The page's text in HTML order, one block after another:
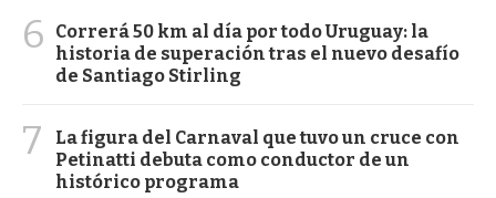
6
Correrá 50 km al día por todo Uruguay: la
historia de superación tras el nuevo desafío
de Santiago Stirling
7
La figura del Carnaval que tuvo un cruce con
Petinatti debuta como conductor de un
histórico programa